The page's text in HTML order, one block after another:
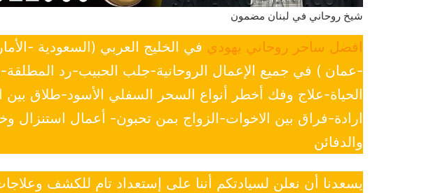
شيخ روحاني في لبنان مضمون
افضل ساحر روحاني يهودي في الخليج العربي (السعودية -
-عمان ) في جميع الإعمال الروحانية-جلب الحبيب-رد
الحياة-علاج وفك أخطر أنواع السحر السفلي الأسود-طلاق
ارادة-فراق بين الاخوات-الزواج بمن تحبون- أعمال استنزال
والدفائن
يسعدنا أن نعلن لسيادتكم أننا على إستعداد تام للكشف